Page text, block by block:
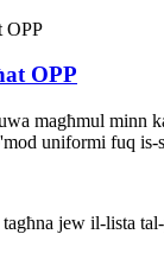
OPP
magħmul minn
uniformi fuq
jew il-lista